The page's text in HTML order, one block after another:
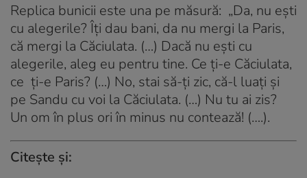
Replica bunicii este una pe măsură: „Da, nu ești
cu alegerile? Îți dau bani, da nu mergi la Paris,
că mergi la Căciulata. (…) Dacă nu ești cu
alegerile, aleg eu pentru tine. Ce ți-e Căciulata,
ce ți-e Paris? (…) No, stai să-ți zic, că-l luați și
pe Sandu cu voi la Căciulata. (…) Nu tu ai zis?
Un om în plus ori în minus nu contează! (….).
Citește și: